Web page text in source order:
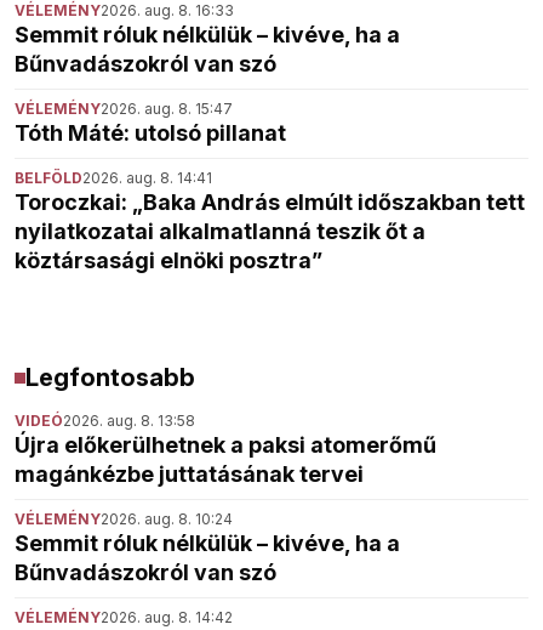
VÉLEMÉNY2026. aug. 8. 16:33
Semmit róluk nélkülük – kivéve, ha a
Bűnvadászokról van szó
VÉLEMÉNY2026. aug. 8. 15:47
Tóth Máté: utolsó pillanat
BELFÖLD2026. aug. 8. 14:41
Toroczkai: „Baka András elmúlt időszakban tett
nyilatkozatai alkalmatlanná teszik őt a
köztársasági elnöki posztra”
Legfontosabb
VIDEÓ2026. aug. 8. 13:58
Újra előkerülhetnek a paksi atomerőmű
magánkézbe juttatásának tervei
VÉLEMÉNY2026. aug. 8. 10:24
Semmit róluk nélkülük – kivéve, ha a
Bűnvadászokról van szó
VÉLEMÉNY2026. aug. 8. 14:42